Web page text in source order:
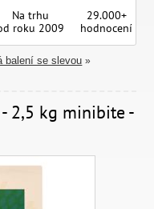
Na trhu
roku 2009
29.000+
hodnocení
balení se slevou »
2,5 kg minibite -